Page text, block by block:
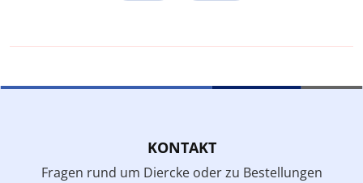
KONTAKT
Fragen rund um Diercke oder zu Bestellungen